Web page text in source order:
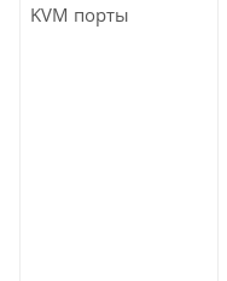
KVM порты